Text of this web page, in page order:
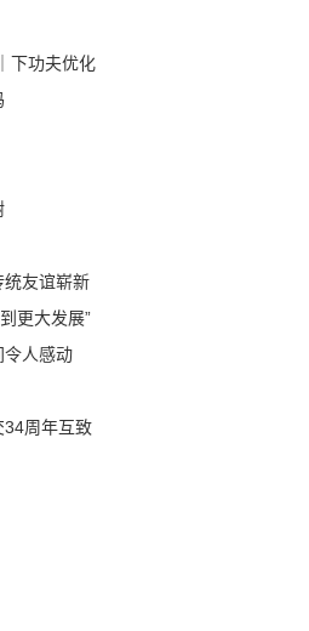
下功夫优化
统友谊崭新
更大发展”
令人感动
34周年互致